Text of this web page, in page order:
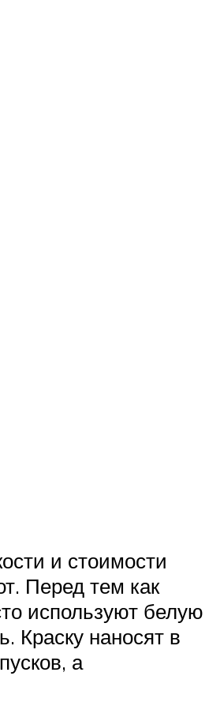
и стоимости
Перед тем как
используют белую
Краску наносят в
а